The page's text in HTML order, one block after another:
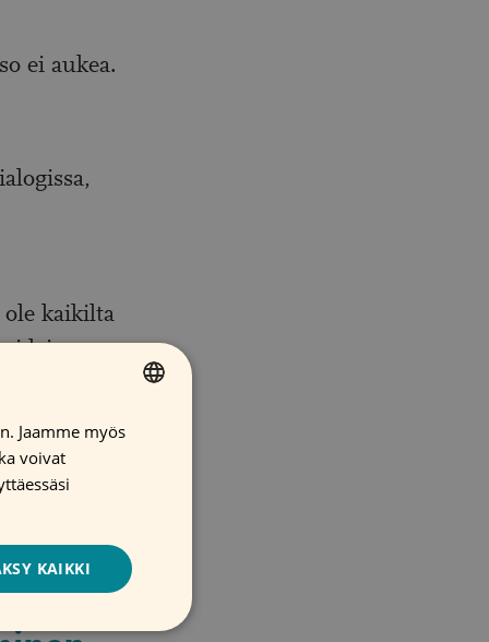
ei aukea.
ole kaikilta
ei lain
FINNISH
Jaamme myös
voivat
KAIKKI